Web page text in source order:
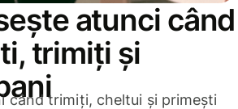
atunci când
trimiți și
când trimiți, cheltui și primești